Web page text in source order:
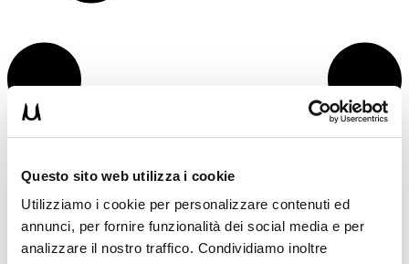
Questo sito web utilizza i cookie
Utilizziamo i cookie per personalizzare contenuti ed
annunci, per fornire funzionalità dei social media e per
analizzare il nostro traffico. Condividiamo inoltre